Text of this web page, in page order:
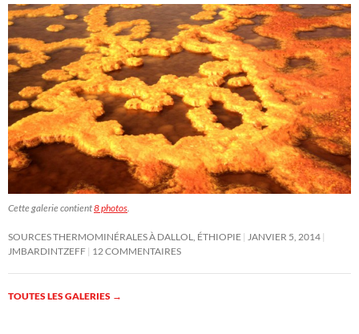
Cette galerie contient8 photos.
SOURCES THERMOMINÉRALES À DALLOL, ÉTHIOPIE JANVIER 5, 2014
JMBARDINTZEFF 12 COMMENTAIRES
TOUTES LES GALERIES →